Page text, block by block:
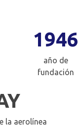
1946
año de
fundación
la aerolínea